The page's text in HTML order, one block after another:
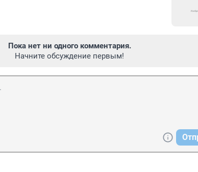
Пока нет ни одного комментария.
Начните обсуждение первым!